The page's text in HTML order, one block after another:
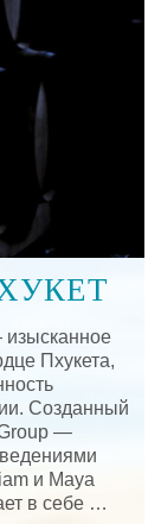
Пхукета,
Созданный
—
и Maya
в себе …